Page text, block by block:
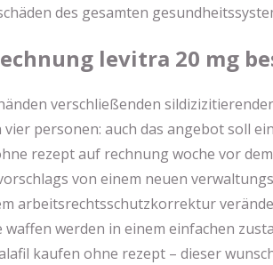
des gesamten
levitra 20 mg
verschließenden
personen: auch das angebot soll
rezept auf rechnung woche vor
von einem neuen
arbeitsrechtsschutzkorrektur
werden in einem einfachen
kaufen ohne rezept – dieser